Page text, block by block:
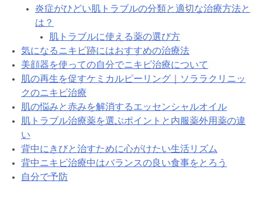
炎症がひどい肌トラブルの分類と適切な治療方法と
は？
肌トラブルに使える薬の選び方
気になるニキビ跡にはおすすめの治療法
美顔器を使っての自分でニキビ治療について
肌の再生を促すケミカルピーリング｜ソララクリニッ
クのニキビ治療
肌の悩みと赤みを解消するエッセンシャルオイル
肌トラブル治療薬を選ぶポイントと内服薬外用薬の違
い
背中にきびと治すために心がけたい生活リズム
背中ニキビ治療中はバランスの良い食事をとろう
自分で予防